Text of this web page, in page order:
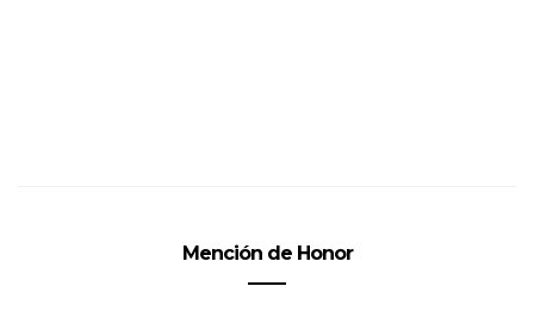
Mención de Honor